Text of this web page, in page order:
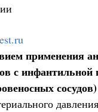
применения
с инфантильной
давления